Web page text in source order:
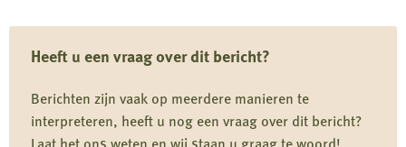
Heeft u een vraag over dit bericht?
Berichten zijn vaak op meerdere manieren te
interpreteren, heeft u nog een vraag over dit bericht?
blokkeert
predatiebeheer
negeert
Europese